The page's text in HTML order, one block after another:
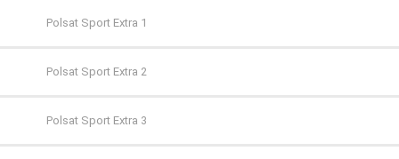
Film Cafe
FILMBOX+ Action
FILMBOX+ Comedy
Polsat Sport Extra 1
Polsat Sport Extra 2
Polsat Sport Extra 3